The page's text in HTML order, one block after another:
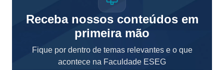
Receba nossos conteúdos em
primeira mão
Fique por dentro de temas relevantes e o que
acontece na Faculdade ESEG